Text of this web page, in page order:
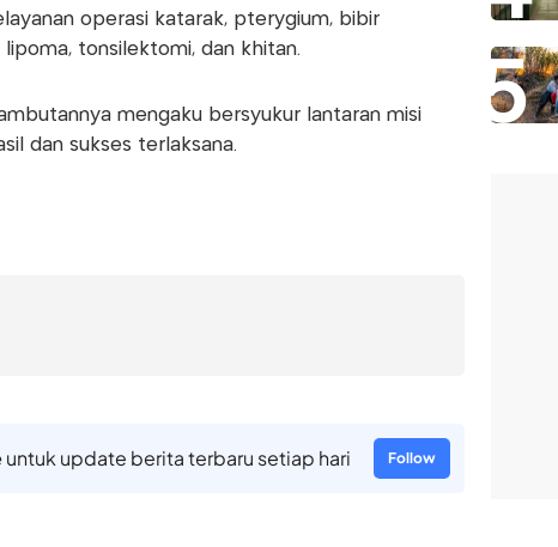
operasi katarak, pterygium, bibir
tonsilektomi, dan khitan.
mengaku bersyukur lantaran misi
dan sukses terlaksana.
untuk update berita terbaru setiap hari Follow